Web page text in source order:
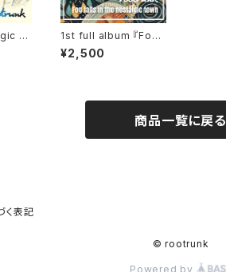
ni
1st full album 『Fog
falls in the nostalgi
c town』(CD)
¥2,500
商品一覧に戻る
く表記
© rootrunk
Powered by